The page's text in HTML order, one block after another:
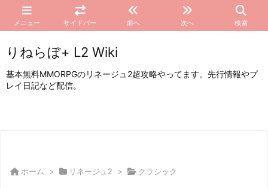
メニュー サイドバー 前へ 次へ 検索
りねらぼ+ L2 Wiki
基本無料MMORPGのリネージュ2超攻略やってます。先行情報やプ
レイ日記など配信。
ホーム > リネージュ2 > クラシック